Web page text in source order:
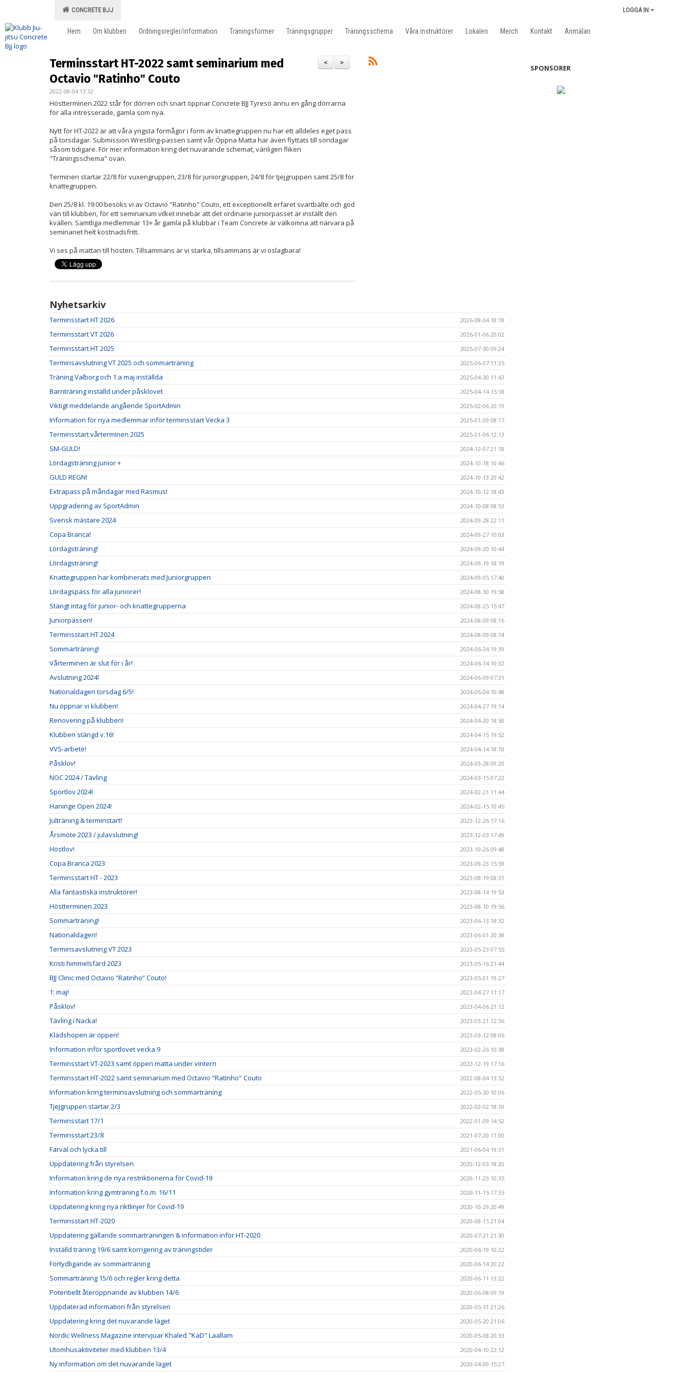
CONCRETE BJJ LOGGA IN
Hem Om klubben Ordningsregler/information Träningsformer Träningsgrupper Träningsschema Våra instruktörer Lokalen Merch Kontakt Anmälan
>
<
Terminsstart HT-2022 samt seminarium med
Octavio "Ratinho" Couto
2022-08-04 13:32
Höstterminen 2022 står för dörren och snart öppnar Concrete BJJ Tyresö ännu en gång dörrarna
för alla intresserade, gamla som nya.
Nytt för HT-2022 är att våra yngsta förmågor i form av knattegruppen nu har ett alldeles eget pass
på torsdagar. Submission Wrestling-passen samt vår Öppna Matta har även flyttats till söndagar
såsom tidigare. För mer information kring det nuvarande schemat, vänligen fliken
"Träningsschema" ovan.
Terminen startar 22/8 för vuxengruppen, 23/8 för juniorgruppen, 24/8 för tjejgruppen samt 25/8 för
knattegruppen.
Den 25/8 kl. 19:00 besöks vi av Octavio "Ratinho" Couto, ett exceptionellt erfaret svartbälte och god
vän till klubben, för ett seminarium vilket innebär att det ordinarie juniorpasset är inställt den
kvällen. Samtliga medlemmar 13+ år gamla på klubbar i Team Concrete är välkomna att närvara på
seminariet helt kostnadsfritt.
Vi ses på mattan till hösten. Tillsammans är vi starka, tillsammans är vi oslagbara!
Nyhetsarkiv
Terminsstart HT 2026 2026-08-04 18:18
Terminsstart VT 2026 2026-01-06 20:02
Terminsstart HT 2025 2025-07-30 09:24
Terminsavslutning VT 2025 och sommarträning 2025-06-07 11:35
Träning Valborg och 1:a maj inställda 2025-04-30 11:43
Barnträning inställd under påsklovet 2025-04-14 15:18
Viktigt meddelande angående SportAdmin 2025-02-06 20:19
Information för nya medlemmar inför terminsstart Vecka 3 2025-01-09 08:17
Terminsstart vårterminen 2025 2025-01-06 12:13
SM-GULD! 2024-12-07 21:18
Lördagsträning junior + 2024-10-18 10:46
GULD REGN! 2024-10-13 20:42
Extrapass på måndagar med Rasmus! 2024-10-12 18:43
Uppgradering av SportAdmin 2024-10-08 08:53
Svensk mästare 2024 2024-09-28 22:11
Copa Branca! 2024-09-27 10:03
Lördagsträning! 2024-09-20 10:44
Lördagsträning! 2024-09-19 18:19
Knattegruppen har kombinerats med Juniorgruppen 2024-09-05 17:40
Lördagspass för alla juniorer! 2024-08-30 19:58
Stängt intag för junior- och knattegrupperna 2024-08-25 15:47
Juniorpassen! 2024-08-09 08:16
Terminsstart HT 2024 2024-08-09 08:14
Sommarträning! 2024-06-24 19:39
Vårterminen är slut för i år! 2024-06-14 10:32
Avslutning 2024! 2024-06-09 07:31
Nationaldagen torsdag 6/5! 2024-06-04 10:48
Nu öppnar vi klubben! 2024-04-27 19:14
Renovering på klubben! 2024-04-20 18:50
Klubben stängd v.16! 2024-04-15 19:52
VVS-arbete! 2024-04-14 18:10
Påsklov! 2024-03-28 09:20
NOC 2024 / Tävling 2024-03-15 07:22
Sportlov 2024! 2024-02-21 11:44
Haninge Open 2024! 2024-02-15 10:45
Julträning & terminstart! 2023-12-26 17:16
Årsmöte 2023 / julavslutning! 2023-12-03 17:49
Höstlov! 2023-10-26 09:48
Copa Branca 2023 2023-09-23 15:59
Terminsstart HT - 2023 2023-08-19 08:31
Alla fantastiska instruktörer! 2023-08-14 19:53
Höstterminen 2023 2023-08-10 19:56
Sommarträning! 2023-06-13 18:32
Nationaldagen! 2023-06-01 20:38
Terminsavslutning VT 2023 2023-05-23 07:55
Kristi himmelsfärd 2023 2023-05-16 21:44
BJJ Clinic med Octavio ”Ratinho” Couto! 2023-05-01 19:27
1: maj! 2023-04-27 11:17
Påsklov! 2023-04-06 21:12
Tävling i Nacka! 2023-03-21 12:56
Klädshopen är öppen! 2023-03-12 08:06
Information inför sportlovet vecka 9 2023-02-26 10:38
Terminsstart VT-2023 samt öppen matta under vintern 2022-12-19 17:16
Terminsstart HT-2022 samt seminarium med Octavio "Ratinho" Couto 2022-08-04 13:32
Information kring terminsavslutning och sommarträning 2022-05-30 10:06
Tjejgruppen startar 2/3 2022-02-02 18:10
Terminsstart 17/1 2022-01-09 14:52
Terminsstart 23/8 2021-07-20 11:00
Farväl och lycka till 2021-06-04 19:31
Uppdatering från styrelsen 2020-12-03 18:20
Information kring de nya restriktionerna för Covid-19 2020-11-23 10:35
Information kring gymträning f.o.m. 16/11 2020-11-15 17:35
Uppdatering kring nya riktlinjer för Covid-19 2020-10-29 20:49
Terminsstart HT-2020 2020-08-15 21:04
Uppdatering gällande sommarträningen & information inför HT-2020 2020-07-21 21:30
Inställd träning 19/6 samt korrigering av träningstider 2020-06-19 10:22
Förtydligande av sommarträning 2020-06-14 20:22
Sommarträning 15/6 och regler kring detta 2020-06-11 13:22
Potentiellt återöppnande av klubben 14/6 2020-06-08 09:19
Uppdaterad information från styrelsen 2020-05-31 21:26
Uppdatering kring det nuvarande läget 2020-05-20 21:06
Nordic Wellness Magazine intervjuar Khaled "KaD" Laallam 2020-05-08 20:33
Utomhusaktiviteter med klubben 13/4 2020-04-10 22:12
Ny information om det nuvarande läget 2020-04-09 15:27
SPONSORER